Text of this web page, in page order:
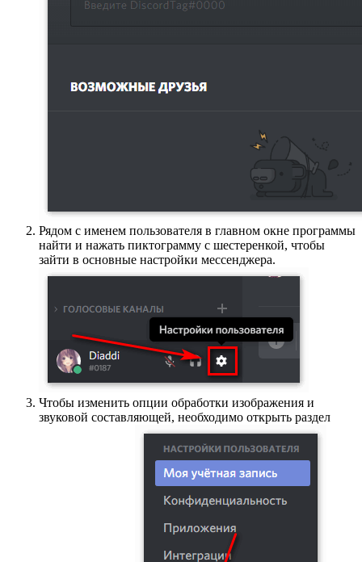
Рядом с именем пользователя в главном окне программы
найти и нажать пиктограмму с шестеренкой, чтобы
зайти в основные настройки мессенджера.
Чтобы изменить опции обработки изображения и
звуковой составляющей, необходимо открыть раздел